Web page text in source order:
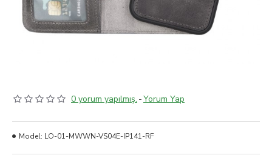
0 yorum yapılmış. -Yorum Yap
Model: LO-01-MWWN-VS04E-IP141-RF